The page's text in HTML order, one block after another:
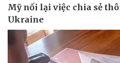
Tư vấn luật